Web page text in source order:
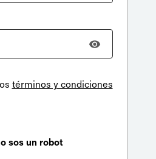
términos y condiciones
sos un robot